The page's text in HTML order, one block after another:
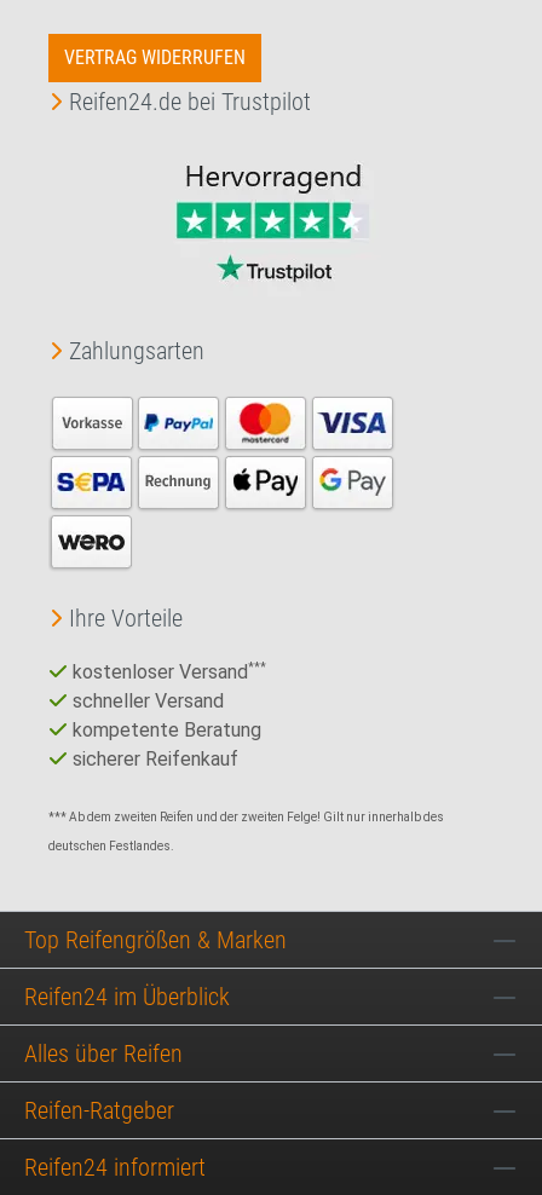
VERTRAG WIDERRUFEN
Reifen24.de bei Trustpilot
Zahlungsarten
Ihre Vorteile
kostenloser Versand***
schneller Versand
kompetente Beratung
sicherer Reifenkauf
*** Ab dem zweiten Reifen und der zweiten Felge! Gilt nur innerhalb des
deutschen Festlandes.
Top Reifengrößen & Marken
Reifen24 im Überblick
Alles über Reifen
Reifen-Ratgeber
Reifen24 informiert